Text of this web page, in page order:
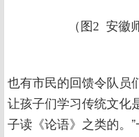
（图2 安徽
也有市民的回馈令队员
让孩子们学习传统文化
子读《论语》之类的。”